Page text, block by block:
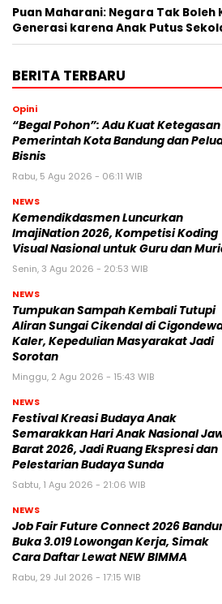
Puan Maharani: Negara Tak Boleh
Generasi karena Anak Putus
BERITA TERBARU
Opini
“Begal Pohon”: Adu Kuat Ketegasan
Pemerintah Kota Bandung dan
Bisnis
Rabu, 5 Agu 2026 - 06:11 WIB
NEWS
Kemendikdasmen Luncurkan
ImajiNation 2026, Kompetisi Koding
Visual Nasional untuk Guru dan
Senin, 3 Agu 2026 - 20:53 WIB
NEWS
Tumpukan Sampah Kembali Tutupi
Aliran Sungai Cikendal di
Kaler, Kepedulian Masyarakat Jadi
Sorotan
Minggu, 2 Agu 2026 - 15:43 WIB
NEWS
Festival Kreasi Budaya Anak
Semarakkan Hari Anak Nasional
Barat 2026, Jadi Ruang Ekspresi dan
Pelestarian Budaya Sunda
Sabtu, 1 Agu 2026 - 21:06 WIB
NEWS
Job Fair Future Connect 2026
Buka 3.019 Lowongan Kerja, Simak
Cara Daftar Lewat NEW BIMMA
Rabu, 29 Jul 2026 - 17:15 WIB